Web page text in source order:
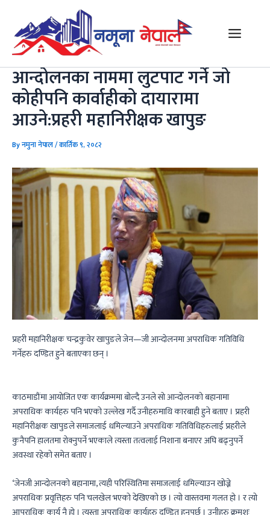
content
Menu
आन्दोलनका नाममा लुटपाट गर्ने जो
कोहीपनि कार्वाहीको दायारामा
आउने:प्रहरी महानिरीक्षक खापुङ
Byनमुना नेपाल/कार्तिक ९, २०८२
प्रहरी महानिरीक्षक चन्द्रकुवेर खापुङले जेन—जी आन्दोलनमा अपराधिक गतिविधि
गर्नेहरु दण्डित हुने बताएका छन् ।
काठमाडौंमा आयोजित एक कार्यक्रममा बोल्दै उनले सो आन्दोलनको बहानामा
अपराधिक कार्यहरु पनि भएको उल्लेख गर्दै उनीहरुमाथि कारबाही हुने बताए । प्रहरी
महानिरीक्षक खापुङले समाजलाई धमिल्याउने अपराधिक गतिविधिहरुलाई प्रहरीले
कुनैपनि हालतमा रोक्नुपर्ने भएकाले त्यस्ता तत्वलाई निशाना बनाएर अघि बढ्नुपर्ने
अवस्था रहेको समेत बताए ।
‘जेनजी आन्दोलनको बहानामा, त्यही परिस्थितिमा समाजलाई धमिल्याउन खोज्ने
अपराधिक प्रवृत्तिहरु पनि चलखेल भएको देखिएको छ । त्यो वास्तवमा गलत हो । र त्यो
navigation